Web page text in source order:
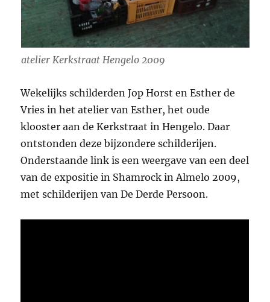
atelier Kerkstraat Hengelo 2009
Wekelijks schilderden Jop Horst en Esther de
Vries in het atelier van Esther, het oude
klooster aan de Kerkstraat in Hengelo. Daar
ontstonden deze bijzondere schilderijen.
Onderstaande link is een weergave van een deel
van de expositie in Shamrock in Almelo 2009,
met schilderijen van De Derde Persoon.